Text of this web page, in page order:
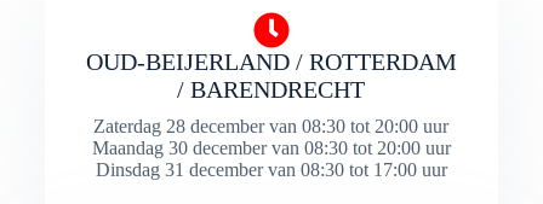
OUD-BEIJERLAND / ROTTERDAM
/ BARENDRECHT
Zaterdag 28 december van 08:30 tot 20:00 uur
Maandag 30 december van 08:30 tot 20:00 uur
Dinsdag 31 december van 08:30 tot 17:00 uur